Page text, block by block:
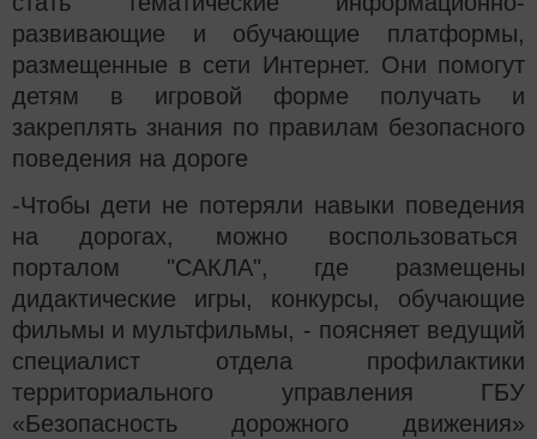
развивающие и обучающие платформы,
размещенные в сети Интернет. Они помогут
детям в игровой форме получать и
закреплять знания по правилам безопасного
поведения на дороге
-Чтобы дети не потеряли навыки поведения
на дорогах, можно воспользоваться
порталом "САКЛА", где размещены
дидактические игры, конкурсы, обучающие
фильмы и мультфильмы, - поясняет ведущий
специалист отдела профилактики
территориального управления ГБУ
«Безопасность дорожного движения»